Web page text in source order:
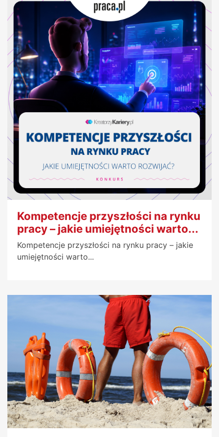
Kompetencje przyszłości na rynku
pracy – jakie umiejętności warto...
Kompetencje przyszłości na rynku pracy – jakie
umiejętności warto...